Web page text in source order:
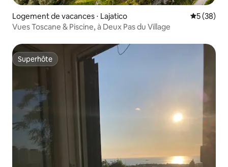
Logement de vacances ⋅ Lajatico
5 (38)
Vues Toscane & Piscine, à Deux Pas du Village
Superhôte
Superhôte